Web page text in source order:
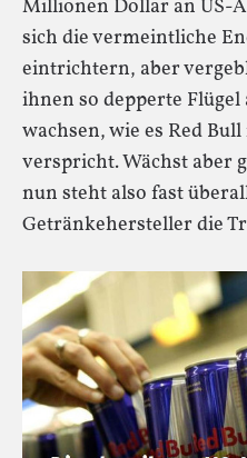
Millionen Dollar an US-
sich die vermeintliche
eintrichtern, aber
ihnen so depperte
wachsen, wie es Red
verspricht. Wächst aber
nun steht also fast
Getränkehersteller die